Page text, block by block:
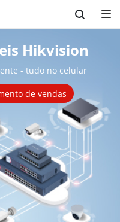
- tudo no celular
de vendas